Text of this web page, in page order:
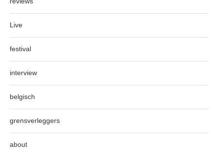
Live
festival
interview
belgisch
grensverleggers
about